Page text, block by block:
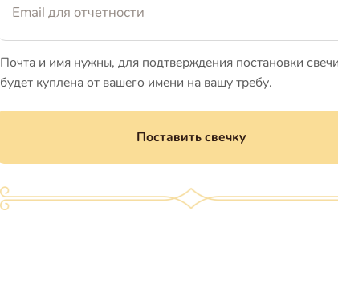
Почта и имя нужны, для подтверждения постановки
будет куплена от вашего имени на вашу требу.
Поставить свечку